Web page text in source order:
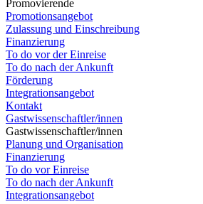
Promovierende
Promotionsangebot
Zulassung und Einschreibung
Finanzierung
To do vor der Einreise
To do nach der Ankunft
Förderung
Integrationsangebot
Kontakt
Gastwissenschaftler/innen
Gastwissenschaftler/innen
Planung und Organisation
Finanzierung
To do vor Einreise
To do nach der Ankunft
Integrationsangebot